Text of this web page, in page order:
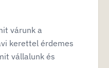
várunk a
kerettel érdemes
vállalunk és